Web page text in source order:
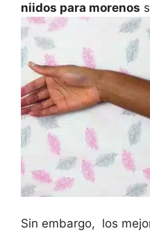
niidos para morenos
Sin embargo, los